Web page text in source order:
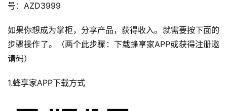
号：AZD3999
如果你想成为掌柜，分享产品，获得收入。就需要按下面的
步骤操作了。（两个此步骤：下载蜂享家APP或获得注册邀
请码）
1.蜂享家APP下载方式